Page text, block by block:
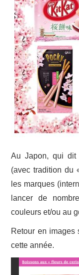
Au Japon, qui dit
(avec tradition du
les marques
lancer de
couleurs et/ou au
Retour en images
cette année.